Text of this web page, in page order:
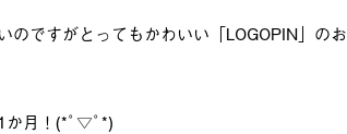
のですがとってもかわいい「LOGOPIN」のお
か月！(*ﾟ▽ﾟ*)